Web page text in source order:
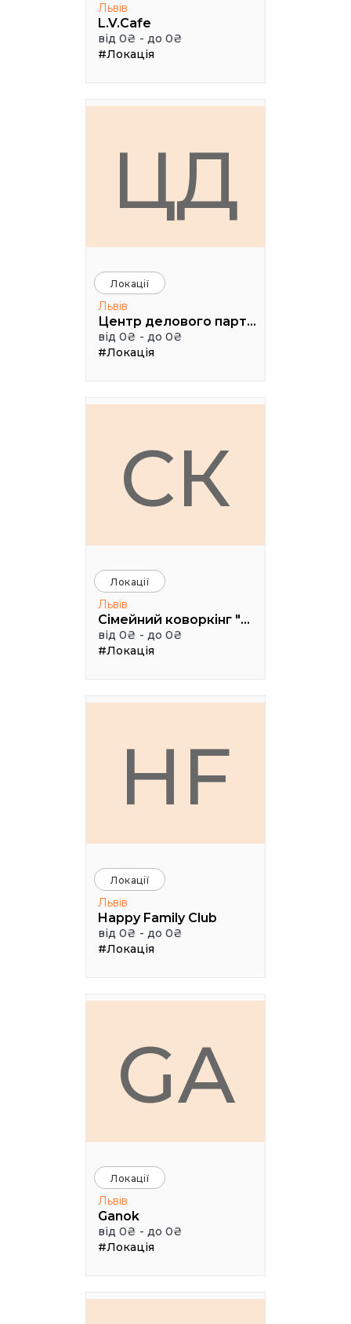
Львів
L.V.Cafe
від 0₴ - до 0₴
#Локація
ЦД
Локації
Львів
Центр делового партнерства
від 0₴ - до 0₴
#Локація
СК
Локації
Львів
Сімейний коворкінг "Щастя"
від 0₴ - до 0₴
#Локація
HF
Локації
Львів
Happy Family Club
від 0₴ - до 0₴
#Локація
GA
Локації
Львів
Ganok
від 0₴ - до 0₴
#Локація